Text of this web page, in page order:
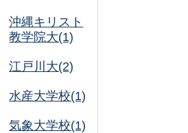
沖縄キリスト
教学院大(1)
江戸川大(2)
水産大学校(1)
気象大学校(1)